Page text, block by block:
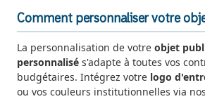
Comment personnaliser votre
La personnalisation de votre objet
personnalisé s'adapte à toutes vos
budgétaires. Intégrez votre logo
ou vos couleurs institutionnelles via